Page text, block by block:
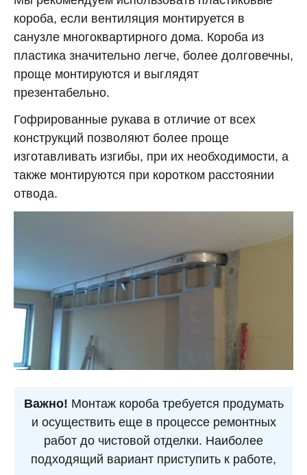
короба, если вентиляция монтируется в
санузле многоквартирного дома. Короба из
пластика значительно легче, более долговечны,
проще монтируются и выглядят
презентабельно.
Гофрированные рукава в отличие от всех
конструкций позволяют более проще
изготавливать изгибы, при их необходимости, а
также монтируются при коротком расстоянии
отвода.
Важно! Монтаж короба требуется продумать
и осуществить еще в процессе ремонтных
работ до чистовой отделки. Наиболее
подходящий вариант приступить к работе,